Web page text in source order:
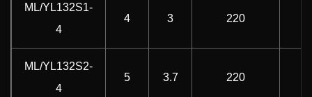
ML/YL132S1-
4
4 3 220
ML/YL132S2-
4
5 3.7 220